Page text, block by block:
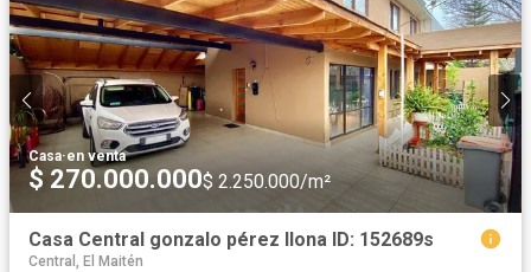
Casa·en venta
$ 270.000.000$ 2.250.000/m²
Casa Central gonzalo pérez llona ID: 152689s
Central, El Maitén